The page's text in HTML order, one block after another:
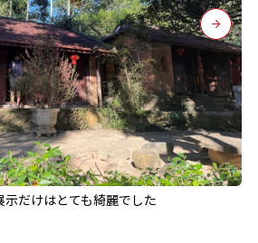
示だけはとても綺麗でした